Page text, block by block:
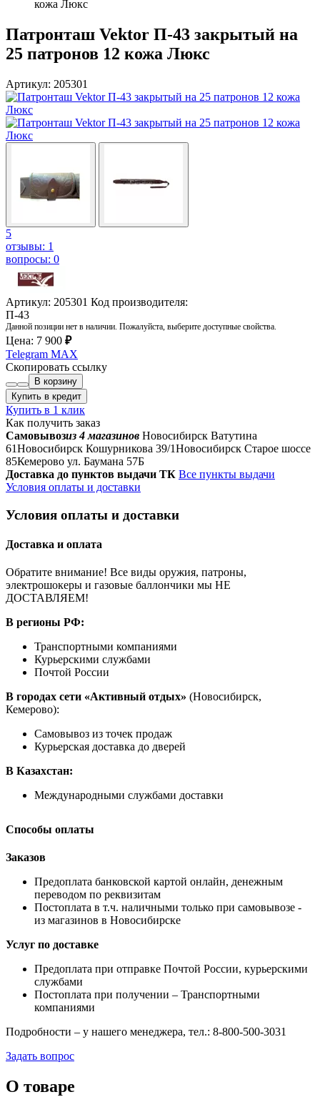
кожа Люкс
Патронташ Vektor П-43 закрытый на
25 патронов 12 кожа Люкс
Артикул: 205301
5
отзывы: 1
вопросы: 0
Артикул: 205301 Код производителя:
П-43
Данной позиции нет в наличии. Пожалуйста, выберите доступные свойства.
Цена: 7 900 ₽
Telegram MAX
Скопировать ссылку
В корзину
Купить в кредит
Купить в 1 клик
Как получить заказ
Самовывозиз 4 магазинов Новосибирск Ватутина
61Новосибирск Кошурникова 39/1Новосибирск Старое шоссе
85Кемерово ул. Баумана 57Б
Доставка до пунктов выдачи ТК Все пункты выдачи
Условия оплаты и доставки
Условия оплаты и доставки
Доставка и оплата
Обратите внимание! Все виды оружия, патроны,
электрошокеры и газовые баллончики мы НЕ
ДОСТАВЛЯЕМ!
В регионы РФ:
Транспортными компаниями
Курьерскими службами
Почтой России
В городах сети «Активный отдых» (Новосибирск,
Кемерово):
Самовывоз из точек продаж
Курьерская доставка до дверей
В Казахстан:
Международными службами доставки
Способы оплаты
Заказов
Предоплата банковской картой онлайн, денежным
переводом по реквизитам
Постоплата в т.ч. наличными только при самовывозе -
из магазинов в Новосибирске
Услуг по доставке
Предоплата при отправке Почтой России, курьерскими
службами
Постоплата при получении – Транспортными
компаниями
Подробности – у нашего менеджера, тел.: 8-800-500-3031
Задать вопрос
О товаре